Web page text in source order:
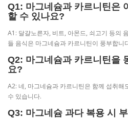
Q1: 마그네슘과 카르니틴은
할 수 있나요?
A1: 달걀노른자, 비트, 아몬드, 쇠고기 등의
들 음식은 마그네슘과 카르니틴이 풍부합니
Q2: 마그네슘과 카르니틴을
요?
A2: 네, 마그네슘과 카르니틴은 함께 섭취해
수 있습니다.
Q3: 마그네슘 과다 복용 시